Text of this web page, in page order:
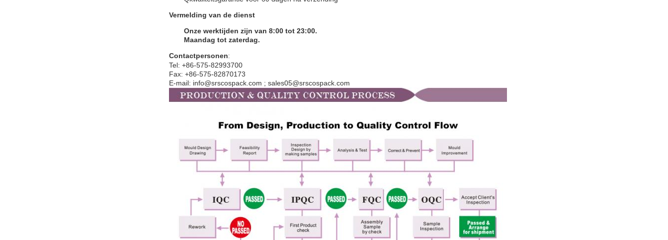
Vermelding van de dienst
Onze werktijden zijn van 8:00 tot 23:00.
Maandag tot zaterdag.
Contactpersonen:
Tel: +86-575-82993700
Fax: +86-575-82870173
E-mail: info@srscospack.com ; sales05@srscospack.com